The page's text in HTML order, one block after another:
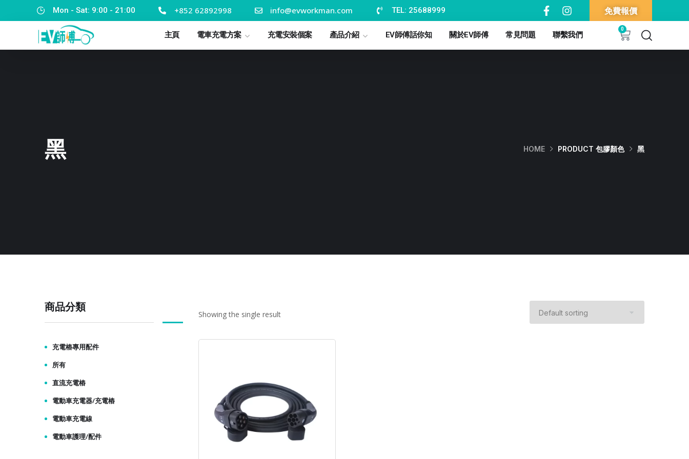
Mon - Sat: 9:00 - 21:00 +852 62892998 info@evworkman.com TEL: 25688999 免費報價
主頁 電車充電方案 充電安裝個案 產品介紹 EV師傅話你知 關於EV師傅 常見問題 聯繫我們
0
黑 HOME PRODUCT 包膠顏色 黑
Showing the single result
商品分類
充電樁專用配件
所有
直流充電樁
電動車充電器/充電樁
電動車充電線
電動車護理/配件